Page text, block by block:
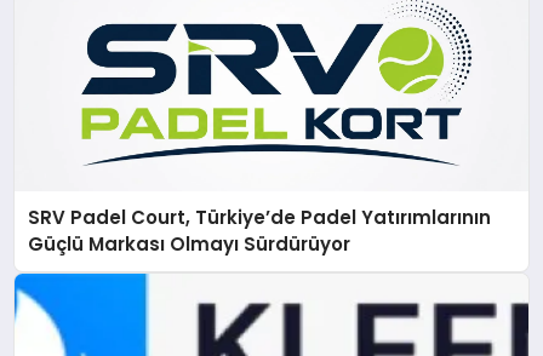
SRV Padel Court, Türkiye’de Padel Yatırımlarının
Güçlü Markası Olmayı Sürdürüyor